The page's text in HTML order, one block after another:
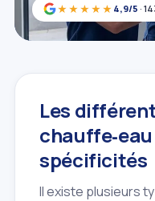
★★★★★ 4,9/5 ·
Les
spécificités
Il existe plusieurs